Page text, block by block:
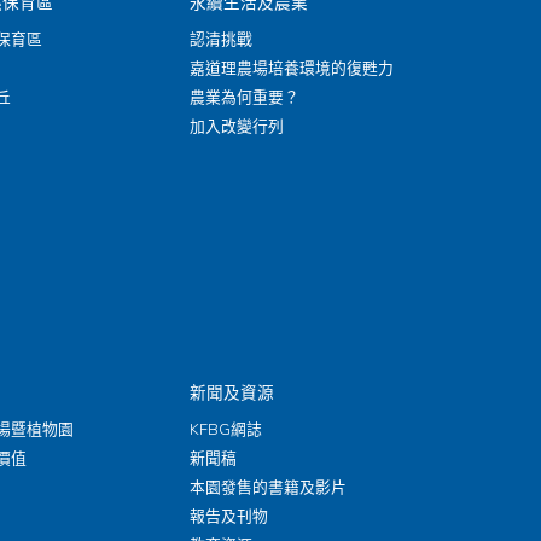
育區
認清挑戰
嘉道理農場培養環境的復甦力
農業為何重要？
加入改變行列
暨植物園
值
新聞及資源
KFBG網誌
新聞稿
本園發售的書籍及影片
報告及刊物